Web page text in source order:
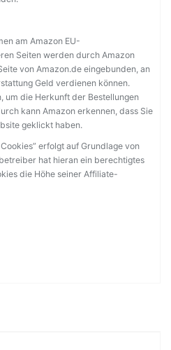
am Amazon EU-
Seiten werden durch Amazon
von Amazon.de eingebunden, an
Geld verdienen können.
um die Herkunft der Bestellungen
kann Amazon erkennen, dass Sie
geklickt haben.
erfolgt auf Grundlage von
hat hieran ein berechtigtes
die Höhe seiner Affiliate-